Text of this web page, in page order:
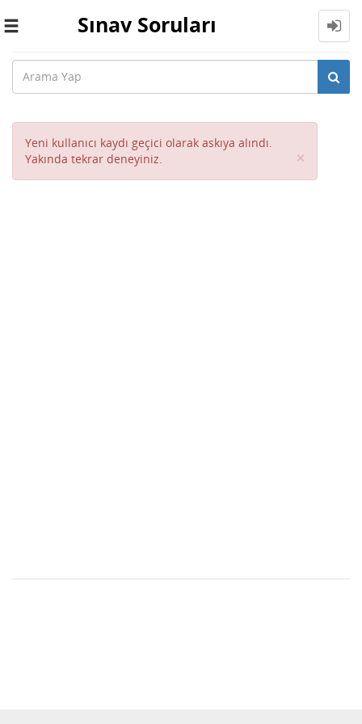
Toggle
Sınav Soruları
Yeni kullanıcı kaydı geçici olarak askıya alındı.
Yakında tekrar deneyiniz.
×